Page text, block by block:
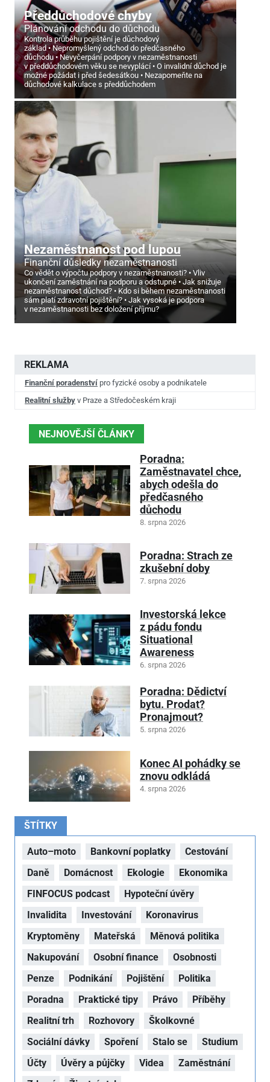
Předdůchodové chyby
Plánování odchodu do důchodu
Kontrola průběhu pojištění je důchodový
základ
Nepromyšlený odchod do předčasného
důchodu
Nevyčerpání podpory v nezaměstnanosti
v předdůchodovém věku se nevyplácí
O invalidní důchod je
možné požádat i před šedesátkou
Nezapomeňte na
důchodové kalkulace s předdůchodem
Nezaměstnanost pod lupou
Finanční důsledky nezaměstnanosti
Co vědět o výpočtu podpory v nezaměstnanosti?
Vliv
ukončení zaměstnání na podporu a odstupné
Jak snižuje
nezaměstnanost důchod?
Kdo si během nezaměstnanosti
sám platí zdravotní pojištění?
Jak vysoká je podpora
v nezaměstnanosti bez doložení příjmu?
REKLAMA
Finanční poradenství pro fyzické osoby a podnikatele
Realitní služby v Praze a Středočeském kraji
NEJNOVĚJŠÍ ČLÁNKY
Poradna:
Zaměstnavatel chce,
abych odešla do
předčasného
důchodu
8. srpna 2026
Poradna: Strach ze
zkušební doby
7. srpna 2026
Investorská lekce
z pádu fondu
Situational
Awareness
6. srpna 2026
Poradna: Dědictví
bytu. Prodat?
Pronajmout?
5. srpna 2026
Konec AI pohádky se
znovu odkládá
4. srpna 2026
ŠTÍTKY
Auto–moto Bankovní poplatky
Cestování
Daně
Domácnost Ekologie
Ekonomika
FINFOCUS podcast
Hypoteční úvěry
Invalidita
Investování
Koronavirus
Kryptoměny
Mateřská
Měnová politika
Nakupování
Osobní finance
Osobnosti
Penze
Podnikání Pojištění
Politika
Poradna
Praktické tipy Právo
Příběhy
Realitní trh
Rozhovory
Školkovné
Sociální dávky
Spoření Stalo se
Studium
Účty
Úvěry a půjčky Videa
Zaměstnání